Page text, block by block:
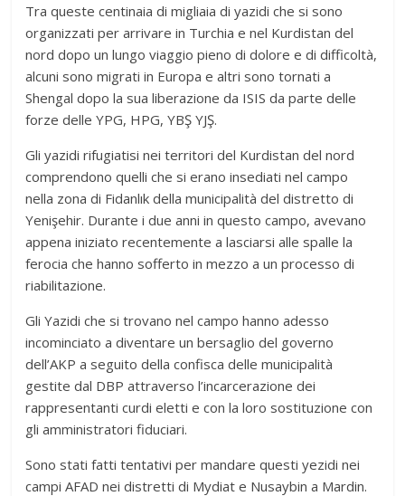
Tra queste centinaia di migliaia di yazidi che si sono
organizzati per arrivare in Turchia e nel Kurdistan del
nord dopo un lungo viaggio pieno di dolore e di difficoltà,
alcuni sono migrati in Europa e altri sono tornati a
Shengal dopo la sua liberazione da ISIS da parte delle
forze delle YPG, HPG, YBŞ YJŞ.
Gli yazidi rifugiatisi nei territori del Kurdistan del nord
comprendono quelli che si erano insediati nel campo
nella zona di Fidanlık della municipalità del distretto di
Yenişehir. Durante i due anni in questo campo, avevano
appena iniziato recentemente a lasciarsi alle spalle la
ferocia che hanno sofferto in mezzo a un processo di
riabilitazione.
Gli Yazidi che si trovano nel campo hanno adesso
incominciato a diventare un bersaglio del governo
dell’AKP a seguito della confisca delle municipalità
gestite dal DBP attraverso l’incarcerazione dei
rappresentanti curdi eletti e con la loro sostituzione con
gli amministratori fiduciari.
Sono stati fatti tentativi per mandare questi yezidi nei
campi AFAD nei distretti di Mydiat e Nusaybin a Mardin.